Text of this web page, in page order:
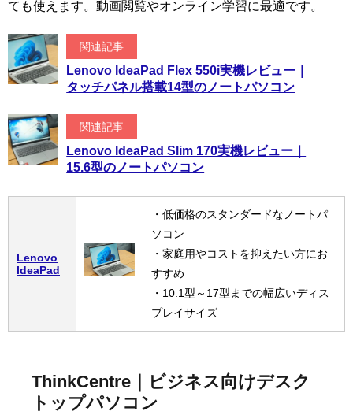
ても使えます。動画閲覧やオンライン学習に最適です。
関連記事
Lenovo IdeaPad Flex 550i実機レビュー｜
タッチパネル搭載14型のノートパソコン
関連記事
Lenovo IdeaPad Slim 170実機レビュー｜
15.6型のノートパソコン
Lenovo
IdeaPad
・低価格のスタンダードなノートパ
ソコン
・家庭用やコストを抑えたい方にお
すすめ
・10.1型～17型までの幅広いディス
プレイサイズ
ThinkCentre｜ビジネス向けデスク
トップパソコン